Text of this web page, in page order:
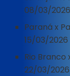
08/03/2026
Paraná x
15/03/2026
Rio Branco
22/03/2026